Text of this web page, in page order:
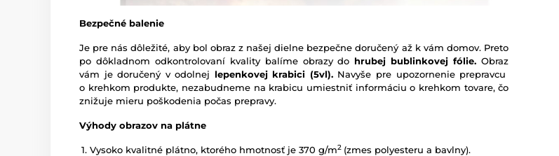
Bezpečné balenie
Je pre nás dôležité, aby bol obraz z našej dielne bezpečne doručený až k vám domov. Preto
po dôkladnom odkontrolovaní kvality balíme obrazy do hrubej bublinkovej fólie. Obraz
vám je doručený v odolnej lepenkovej krabici (5vl).Navyše pre upozornenie prepravcu
o krehkom produkte, nezabudneme na krabicu umiestniť informáciu o krehkom tovare, čo
znižuje mieru poškodenia počas prepravy.
Výhody obrazov na plátne
Vysoko kvalitné plátno, ktorého hmotnosť je 370 g/m2 (zmes polyesteru a bavlny).